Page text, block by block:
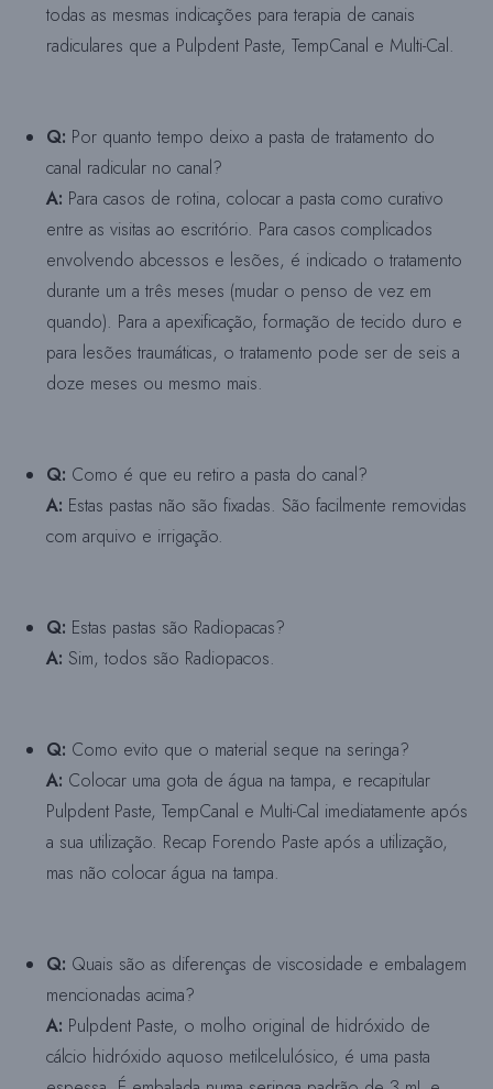
todas as mesmas indicações para terapia de canais
radiculares que a Pulpdent Paste, TempCanal e Multi-Cal.
Q: Por quanto tempo deixo a pasta de tratamento do
canal radicular no canal?
A: Para casos de rotina, colocar a pasta como curativo
entre as visitas ao escritório. Para casos complicados
envolvendo abcessos e lesões, é indicado o tratamento
durante um a três meses (mudar o penso de vez em
quando). Para a apexificação, formação de tecido duro e
para lesões traumáticas, o tratamento pode ser de seis a
doze meses ou mesmo mais.
Q: Como é que eu retiro a pasta do canal?
A: Estas pastas não são fixadas. São facilmente removidas
com arquivo e irrigação.
Q: Estas pastas são Radiopacas?
A: Sim, todos são Radiopacos.
Q: Como evito que o material seque na seringa?
A: Colocar uma gota de água na tampa, e recapitular
Pulpdent Paste, TempCanal e Multi-Cal imediatamente após
a sua utilização. Recap Forendo Paste após a utilização,
mas não colocar água na tampa.
Q: Quais são as diferenças de viscosidade e embalagem
mencionadas acima?
A: Pulpdent Paste, o molho original de hidróxido de
cálcio hidróxido aquoso metilcelulósico, é uma pasta